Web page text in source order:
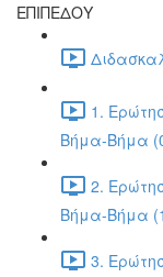
ΕΠΙΠΕΔΟΥ
1.
Βήμα-Βήμα
2.
Βήμα-Βήμα
3.